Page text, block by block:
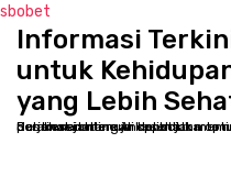
sbobet
Informasi
untuk
yang Lebih
Selamat datang di kppbcjakarta.net - Destinasi online Anda untuk memulai perjalanan menuju kesehatan optimal dan kesejahteraan holistik